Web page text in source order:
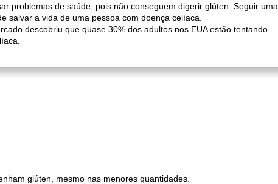
problemas de saúde, pois não conseguem digerir glúten. Seguir uma
salvar a vida de uma pessoa com doença celíaca.
descobriu que quase 30% dos adultos nos EUA estão tentando
glúten, mesmo nas menores quantidades.